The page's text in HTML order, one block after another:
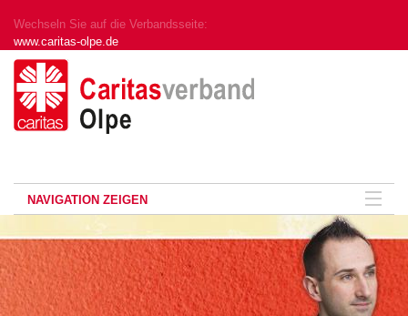
Wechseln Sie auf die Verbandsseite:
www.caritas-olpe.de
NAVIGATION ZEIGEN